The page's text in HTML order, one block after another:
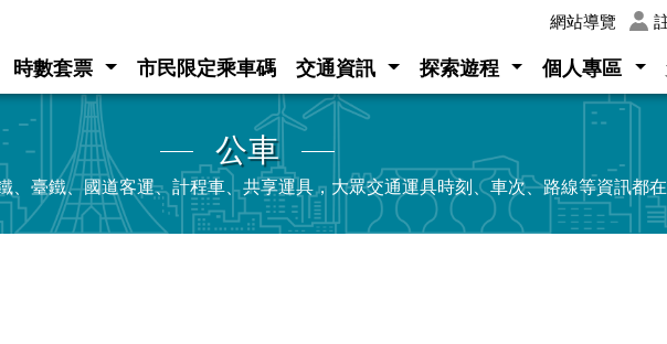
網站導覽
時數套票 市民限定乘車碼 交通資訊 探索遊程 個人專區
公車
、臺鐵、國道客運、計程車、共享運具，大眾交通運具時刻、車次、路線等資訊都